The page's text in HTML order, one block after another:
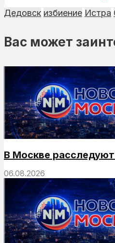
Дедовск избиение Истра
Вас может
В Москве
06.08.2026